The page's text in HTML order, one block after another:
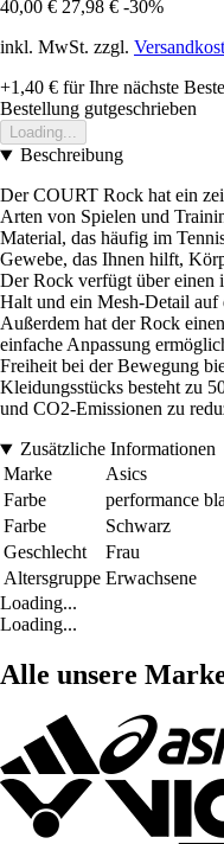
40,00 € 27,98 € -30%
inkl. MwSt. zzgl.
+1,40 € für Ihre nächste
Bestellung gutgeschrieben
Loading...
Beschreibung
Der COURT Rock hat ein
Arten von Spielen und
Material, das häufig im
Gewebe, das Ihnen hilft,
Der Rock verfügt über einen
Halt und ein Mesh-Detail auf
Außerdem hat der Rock
einfache Anpassung
Freiheit bei der Bewegung
Kleidungsstücks besteht zu
und CO2-Emissionen zu
Zusätzliche Informationen
Marke
Asics
Farbe
performance
Farbe
Schwarz
Geschlecht
Frau
Altersgruppe Erwachsene
Loading...
Loading...
Alle unsere